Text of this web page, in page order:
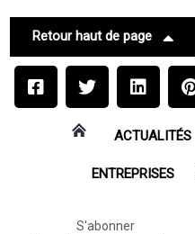
Retour haut de page
ACTUALITÉS
ENTREPRISES
S'abonner